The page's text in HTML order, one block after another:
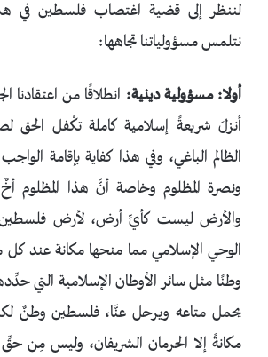
لننظر إلى قضية اغتصاب فلسطين في
نتلمس مسؤولياتنا تجاهها:
أولا: مسؤولية دينية: انطلاقًا من اعتقادنا
أنزلَ شريعةً إسلامية كاملة تكْفل الحق
الظالم الباغي، وفي هذا كفاية بإقامة
ونصرة المظلوم وخاصة أنَّ هذا المظلوم أخٌ
والأرض ليست كأيِّ أرض، لأرض
الوحي الإسلامي مما منحها مكانة عند
وطنًا مثل سائر الأوطان الإسلامية التي
يحمل متاعه ويرحل عنَّا، فلسطين وطنٌ
مكانةً إلا الحرمان الشريفان، وليس مِن